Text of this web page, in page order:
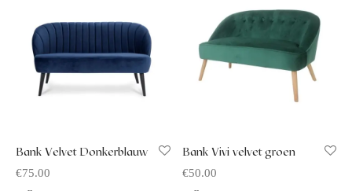
Bank Velvet Donkerblauw
€75.00
Bank Vivi velvet groen
€50.00